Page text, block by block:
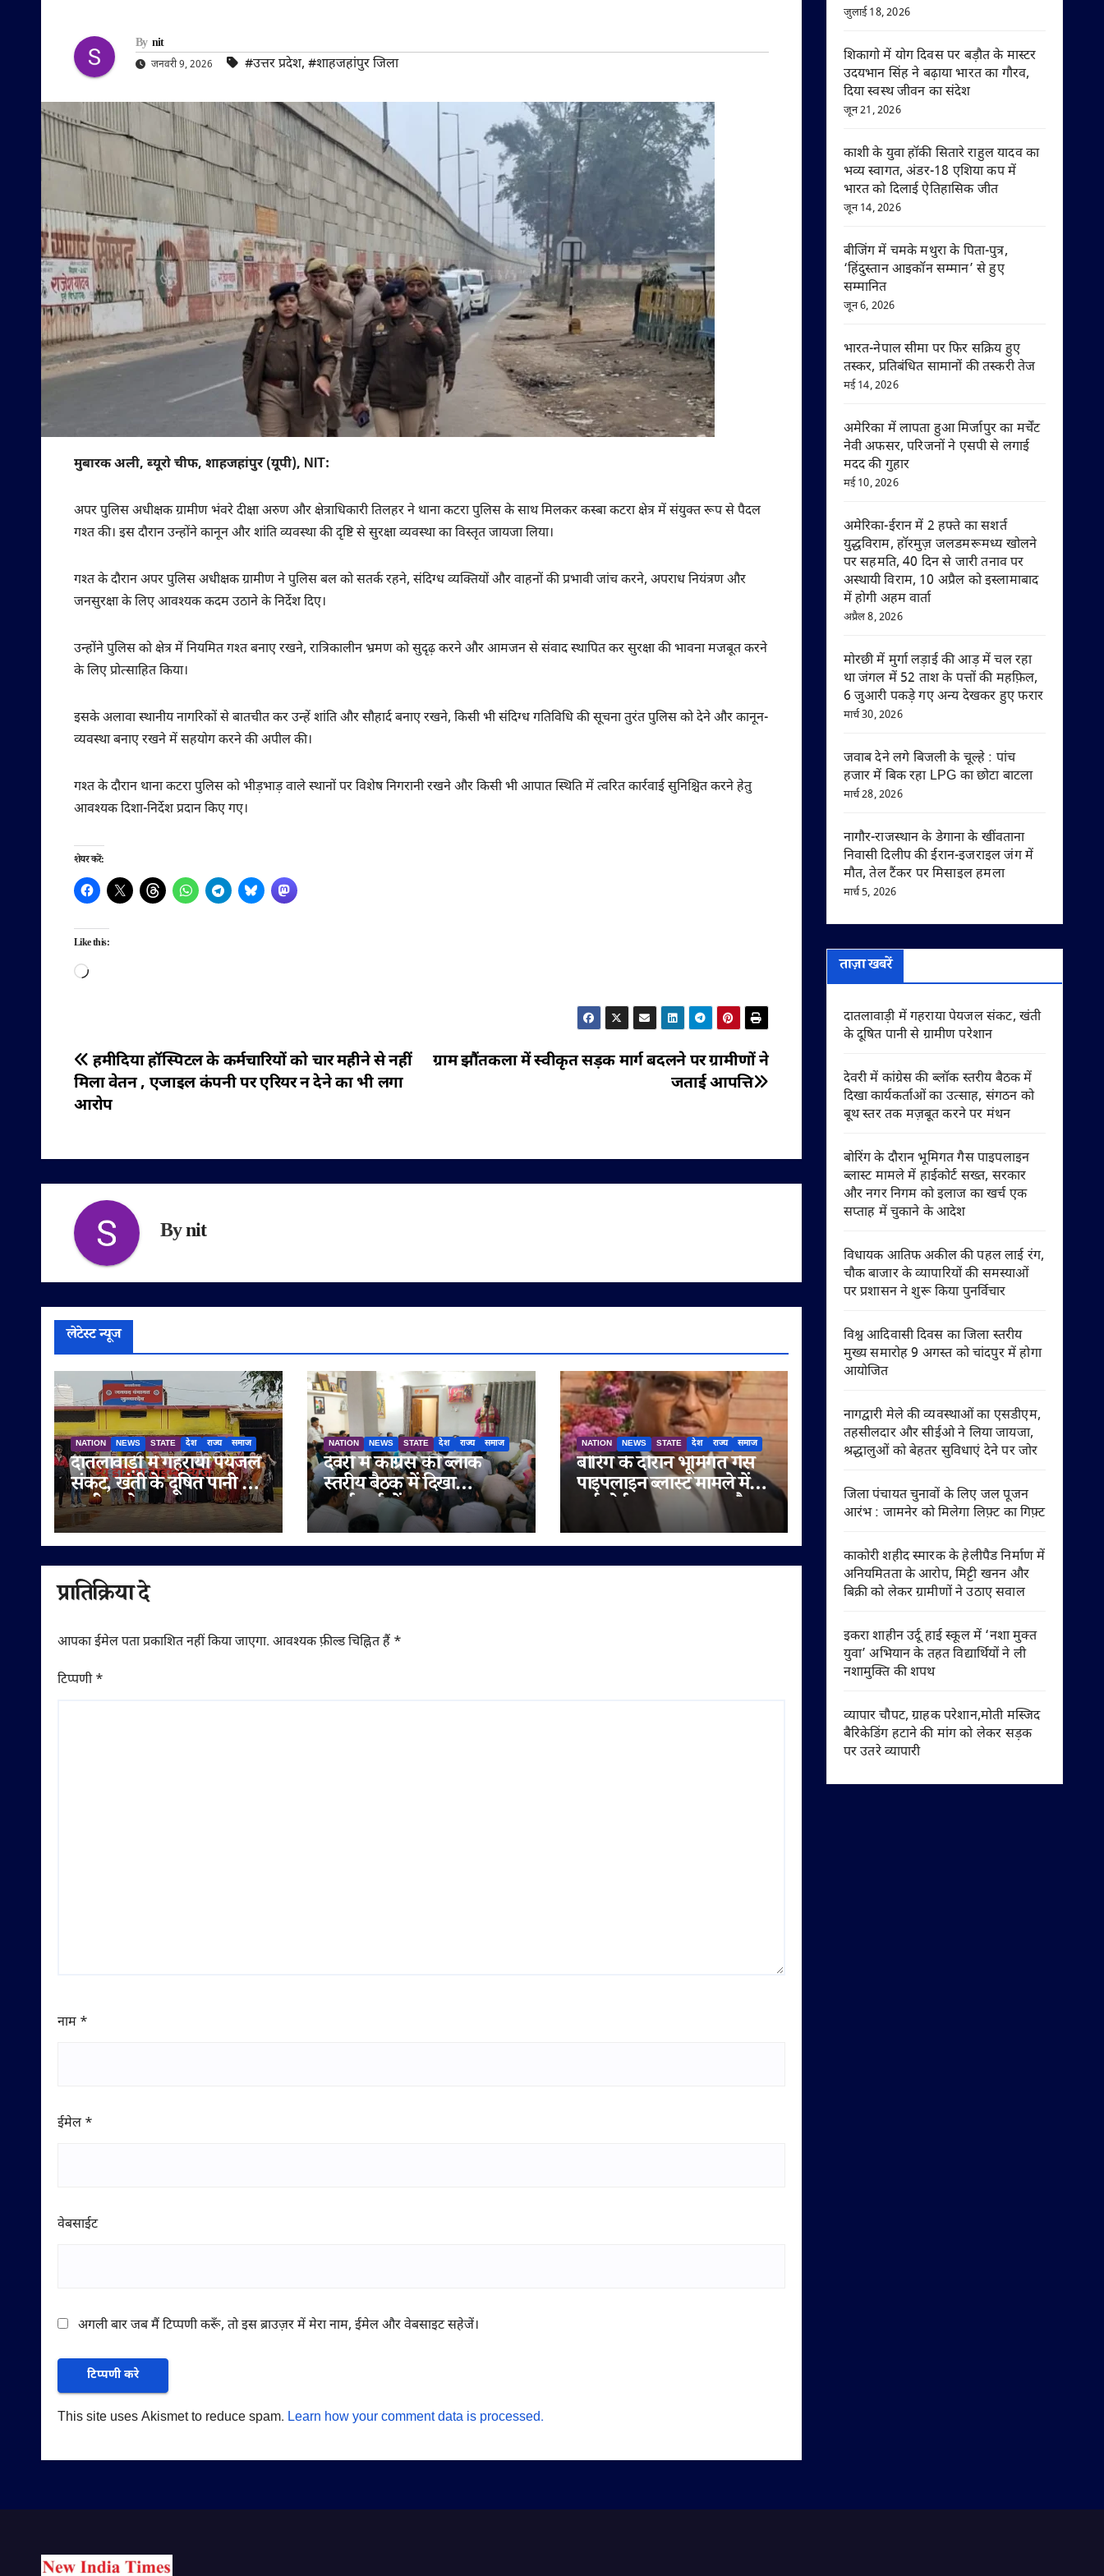
By nit
जनवरी 9, 2026 #उत्तर प्रदेश, #शाहजहांपुर जिला
मुबारक अली, ब्यूरो चीफ, शाहजहांपुर (यूपी), NIT:
अपर पुलिस अधीक्षक ग्रामीण भंवरे दीक्षा अरुण और क्षेत्राधिकारी तिलहर ने थाना कटरा पुलिस के साथ मिलकर कस्बा कटरा क्षेत्र में संयुक्त रूप से पैदल
गश्त की। इस दौरान उन्होंने कानून और शांति व्यवस्था की दृष्टि से सुरक्षा व्यवस्था का विस्तृत जायजा लिया।
गश्त के दौरान अपर पुलिस अधीक्षक ग्रामीण ने पुलिस बल को सतर्क रहने, संदिग्ध व्यक्तियों और वाहनों की प्रभावी जांच करने, अपराध नियंत्रण और
जनसुरक्षा के लिए आवश्यक कदम उठाने के निर्देश दिए।
उन्होंने पुलिस को क्षेत्र में नियमित गश्त बनाए रखने, रात्रिकालीन भ्रमण को सुदृढ़ करने और आमजन से संवाद स्थापित कर सुरक्षा की भावना मजबूत करने
के लिए प्रोत्साहित किया।
इसके अलावा स्थानीय नागरिकों से बातचीत कर उन्हें शांति और सौहार्द बनाए रखने, किसी भी संदिग्ध गतिविधि की सूचना तुरंत पुलिस को देने और कानून-
व्यवस्था बनाए रखने में सहयोग करने की अपील की।
गश्त के दौरान थाना कटरा पुलिस को भीड़भाड़ वाले स्थानों पर विशेष निगरानी रखने और किसी भी आपात स्थिति में त्वरित कार्रवाई सुनिश्चित करने हेतु
आवश्यक दिशा-निर्देश प्रदान किए गए।
शेयर करें:
Like this:
Loading…
पोस्ट
नेविगेशन
ग्राम झौंतकला में स्वीकृत सड़क मार्ग बदलने पर ग्रामीणों ने
जताई आपत्ति
हमीदिया हॉस्पिटल के कर्मचारियों को चार महीने से नहीं
मिला वेतन , एजाइल कंपनी पर एरियर न देने का भी लगा
आरोप
Bynit
लेटेस्ट न्यूज
NATION NEWS STATE देश राज्य समाज
दातलावाड़ी में गहराया पेयजल
संकट, खंती के दूषित पानी से
ग्रामीण परेशान
NATION NEWS STATE देश राज्य समाज
देवरी में कांग्रेस की ब्लॉक
स्तरीय बैठक में दिखा
कार्यकर्ताओं का उत्साह,
संगठन को बूथ स्तर तक
मज़बूत करने पर मंथन
NATION NEWS STATE देश राज्य समाज
बोरिंग के दौरान भूमिगत गैस
पाइपलाइन ब्लास्ट मामले में
हाईकोर्ट सख्त, सरकार और
नगर निगम को इलाज का खर्च
एक सप्ताह में चुकाने के आदेश
प्रातिक्रिया दे
आपका ईमेल पता प्रकाशित नहीं किया जाएगा. आवश्यक फ़ील्ड चिह्नित हैं *
टिप्पणी*
नाम *
ईमेल *
वेबसाईट
अगली बार जब मैं टिप्पणी करूँ, तो इस ब्राउज़र में मेरा नाम, ईमेल और वेबसाइट सहेजें।
This site uses Akismet to reduce spam. Learn how your comment data is processed.
जुलाई 18, 2026
शिकागो में योग दिवस पर बड़ौत के मास्टर
उदयभान सिंह ने बढ़ाया भारत का गौरव,
दिया स्वस्थ जीवन का संदेश
जून 21, 2026
काशी के युवा हॉकी सितारे राहुल यादव का
भव्य स्वागत, अंडर-18 एशिया कप में
भारत को दिलाई ऐतिहासिक जीत
जून 14, 2026
बीजिंग में चमके मथुरा के पिता-पुत्र,
‘हिंदुस्तान आइकॉन सम्मान’ से हुए
सम्मानित
जून 6, 2026
भारत-नेपाल सीमा पर फिर सक्रिय हुए
तस्कर, प्रतिबंधित सामानों की तस्करी तेज
मई 14, 2026
अमेरिका में लापता हुआ मिर्जापुर का मर्चेंट
नेवी अफसर, परिजनों ने एसपी से लगाई
मदद की गुहार
मई 10, 2026
अमेरिका-ईरान में 2 हफ्ते का सशर्त
युद्धविराम, हॉरमुज़ जलडमरूमध्य खोलने
पर सहमति, 40 दिन से जारी तनाव पर
अस्थायी विराम, 10 अप्रैल को इस्लामाबाद
में होगी अहम वार्ता
अप्रैल 8, 2026
मोरछी में मुर्गा लड़ाई की आड़ में चल रहा
था जंगल में 52 ताश के पत्तों की महफ़िल,
6 जुआरी पकड़े गए अन्य देखकर हुए फरार
मार्च 30, 2026
जवाब देने लगे बिजली के चूल्हे : पांच
हजार में बिक रहा LPG का छोटा बाटला
मार्च 28, 2026
नागौर-राजस्थान के डेगाना के खींवताना
निवासी दिलीप की ईरान-इजराइल जंग में
मौत, तेल टैंकर पर मिसाइल हमला
मार्च 5, 2026
ताज़ा खबरें
दातलावाड़ी में गहराया पेयजल संकट, खंती
के दूषित पानी से ग्रामीण परेशान
देवरी में कांग्रेस की ब्लॉक स्तरीय बैठक में
दिखा कार्यकर्ताओं का उत्साह, संगठन को
बूथ स्तर तक मज़बूत करने पर मंथन
बोरिंग के दौरान भूमिगत गैस पाइपलाइन
ब्लास्ट मामले में हाईकोर्ट सख्त, सरकार
और नगर निगम को इलाज का खर्च एक
सप्ताह में चुकाने के आदेश
विधायक आतिफ अकील की पहल लाई रंग,
चौक बाजार के व्यापारियों की समस्याओं
पर प्रशासन ने शुरू किया पुनर्विचार
विश्व आदिवासी दिवस का जिला स्तरीय
मुख्य समारोह 9 अगस्त को चांदपुर में होगा
आयोजित
नागद्वारी मेले की व्यवस्थाओं का एसडीएम,
तहसीलदार और सीईओ ने लिया जायजा,
श्रद्धालुओं को बेहतर सुविधाएं देने पर जोर
जिला पंचायत चुनावों के लिए जल पूजन
आरंभ : जामनेर को मिलेगा लिफ़्ट का गिफ़्ट
काकोरी शहीद स्मारक के हेलीपैड निर्माण में
अनियमितता के आरोप, मिट्टी खनन और
बिक्री को लेकर ग्रामीणों ने उठाए सवाल
इकरा शाहीन उर्दू हाई स्कूल में ‘नशा मुक्त
युवा’ अभियान के तहत विद्यार्थियों ने ली
नशामुक्ति की शपथ
व्यापार चौपट, ग्राहक परेशान,मोती मस्जिद
बैरिकेडिंग हटाने की मांग को लेकर सड़क
पर उतरे व्यापारी